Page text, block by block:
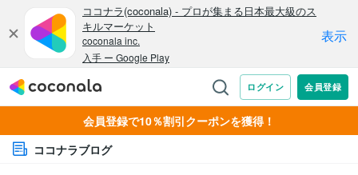
会員登録で10％割引クーポンを獲得！
ココナラブログ